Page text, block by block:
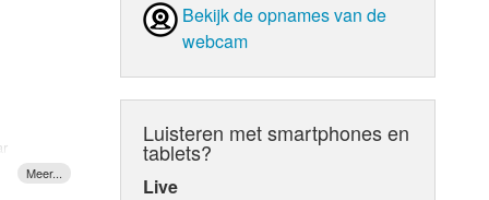
Bekijk de opnames van de
webcam
Luisteren met smartphones en
tablets?
Live